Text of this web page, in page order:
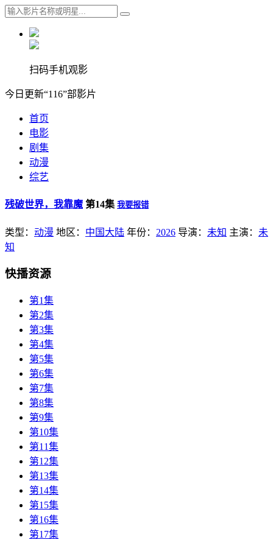
扫码手机观影
今日更新“116”部影片
首页
电影
剧集
动漫
综艺
残破世界，我靠魔 第14集 我要报错
类型： 动漫 地区： 中国大陆 年份： 2026 导演： 未知 主演： 未
知
快播资源
第1集
第2集
第3集
第4集
第5集
第6集
第7集
第8集
第9集
第10集
第11集
第12集
第13集
第14集
第15集
第16集
第17集